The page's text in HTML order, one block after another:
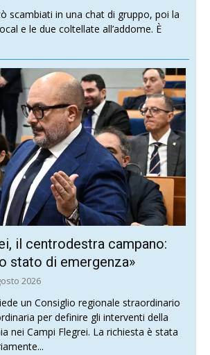
scambiati in una chat di gruppo, poi la
e le due coltellate all’addome. È
il centrodestra campano:
stato di emergenza»
2026
un Consiglio regionale straordinario
per definire gli interventi della
nei Campi Flegrei. La richiesta è stata